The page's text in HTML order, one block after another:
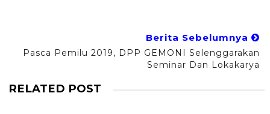
Berita Sebelumnya
Pasca Pemilu 2019, DPP GEMONI Selenggarakan
Seminar Dan Lokakarya
RELATED POST